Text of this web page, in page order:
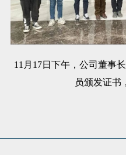
11月17日下午，公司董事
员颁发证书